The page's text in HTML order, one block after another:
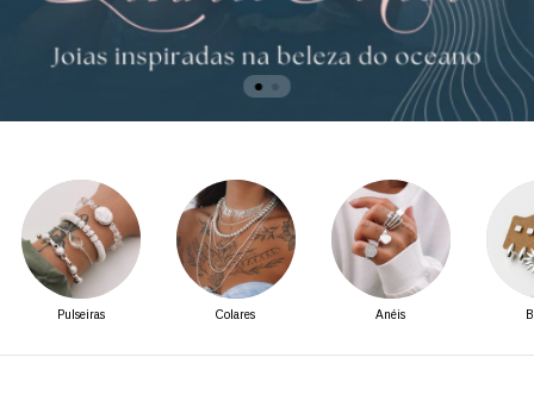
Pulseiras Colares Anéis